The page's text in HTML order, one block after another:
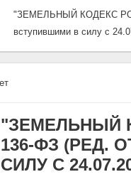
"ЗЕМЕЛЬНЫЙ КОДЕКС
вступившими в силу с
"ЗЕМЕЛЬНЫЙ
136-ФЗ (РЕД.
СИЛУ С